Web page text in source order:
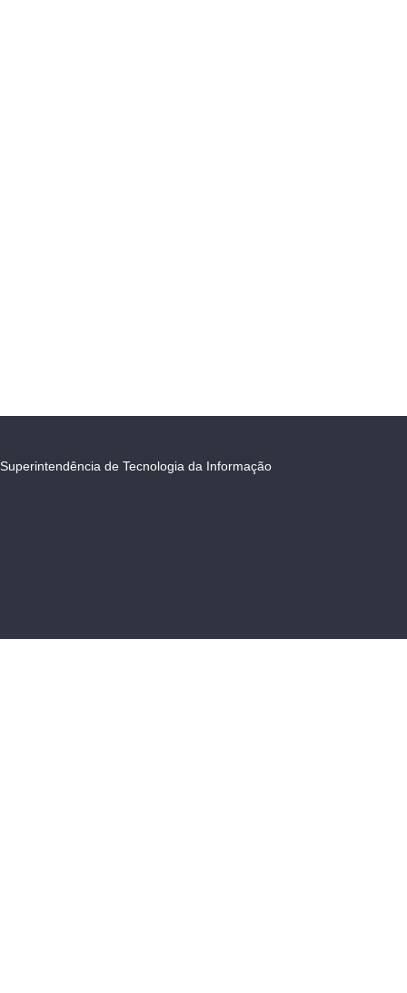
Superintendência de Tecnologia da Informação